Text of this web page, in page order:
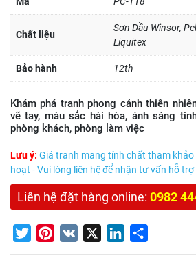
Chất liệu
Sơn Dầu Winsor,
Liquitex
Bảo hành 12th
Khám phá tranh phong cảnh thiên
vẽ tay, màu sắc hài hòa, ánh sáng
phòng khách, phòng làm việc
Lưu ý: Giá tranh mang tính chất tham
hoạt - Vui lòng liên hệ để nhận tư vấn hỗ
Liên hệ đặt hàng online: 0982
TwitterPinterest
VK LinkedIn